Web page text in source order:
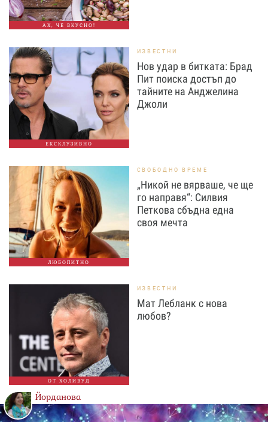
АХ, ЧЕ ВКУСНО!
ЕКСКЛУЗИВНО
ИЗВЕСТНИ
Нов удар в битката: Брад
Пит поиска достъп до
тайните на Анджелина
Джоли
ЛЮБОПИТНО
СВОБОДНО ВРЕМЕ
„Никой не вярваше, че ще
го направя“: Силвия
Петкова сбъдна една
своя мечта
ОТ ХОЛИВУД
ИЗВЕСТНИ
Мат Лебланк с нова
любов?
Йорданова